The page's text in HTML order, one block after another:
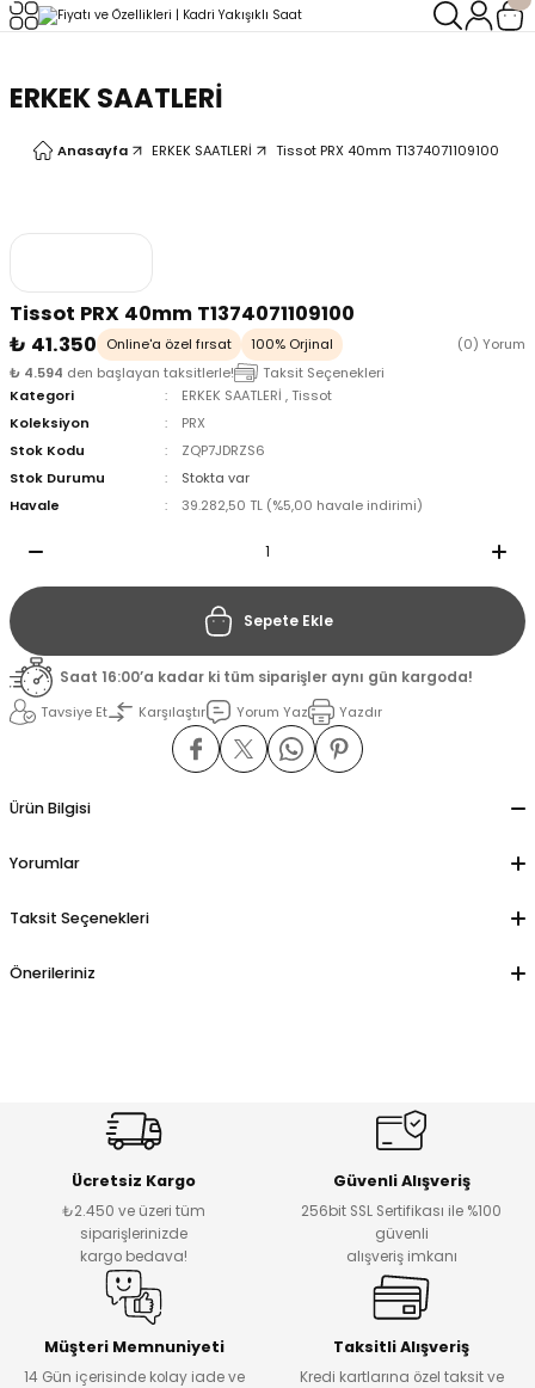
ERKEK SAATLERİ
Anasayfa ERKEK SAATLERİ Tissot PRX 40mm T1374071109100
Tissot PRX 40mm T1374071109100
₺ 41.350
Online'a özel fırsat 100% Orjinal
(0) Yorum
₺ 4.594 den başlayan taksitlerle!
Taksit Seçenekleri
Kategori
ERKEK SAATLERİ ,Tissot
Koleksiyon
PRX
Stok Kodu
ZQP7JDRZS6
Stok Durumu
Stokta var
Havale
39.282,50 TL (%5,00 havale indirimi)
Sepete Ekle
Saat 16:00’a kadar ki tüm siparişler aynı gün kargoda!
Tavsiye Et
Karşılaştır Yorum Yaz Yazdır
Ürün Bilgisi
Yorumlar
Taksit Seçenekleri
Önerileriniz
Ücretsiz Kargo
₺2.450 ve üzeri tüm
siparişlerinizde
kargo bedava!
Güvenli Alışveriş
256bit SSL Sertifikası ile %100
güvenli
alışveriş imkanı
Müşteri Memnuniyeti
14 Gün içerisinde kolay iade ve
Taksitli Alışveriş
Kredi kartlarına özel taksit ve
Geri Dön
Geri Dön